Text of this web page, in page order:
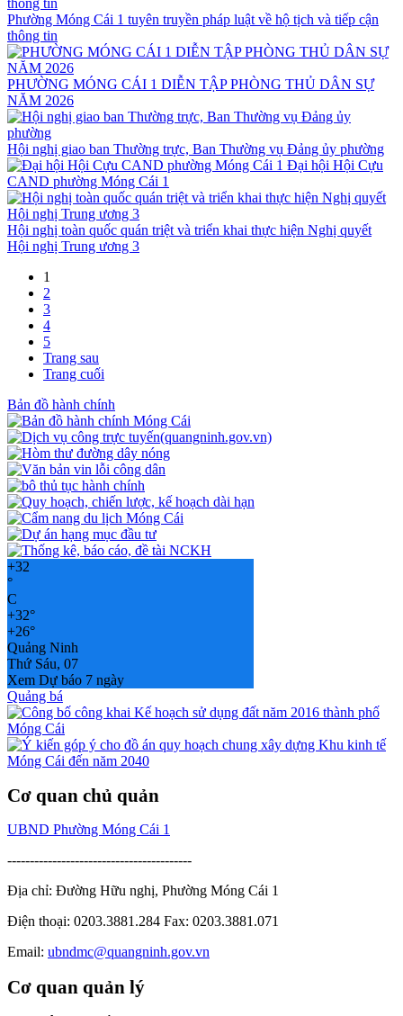
Phường Móng Cái 1 tuyên truyền pháp luật về hộ tịch và tiếp cận
thông tin
PHƯỜNG MÓNG CÁI 1 DIỄN TẬP PHÒNG THỦ DÂN SỰ
NĂM 2026
Hội nghị giao ban Thường trực, Ban Thường vụ Đảng ủy phường
Đại hội Hội Cựu
CAND phường Móng Cái 1
Hội nghị toàn quốc quán triệt và triển khai thực hiện Nghị quyết
Hội nghị Trung ương 3
1
2
3
4
5
Trang sau
Trang cuối
Bản đồ hành chính
+32
°
C
+32°
+26°
Quảng Ninh
Thứ Sáu, 07
Xem Dự báo 7 ngày
Quảng bá
Cơ quan chủ quản
UBND Phường Móng Cái 1
-----------------------------------------
Địa chỉ: Đường Hữu nghị, Phường Móng Cái 1
Điện thoại: 0203.3881.284 Fax: 0203.3881.071
Email: ubndmc@quangninh.gov.vn
Cơ quan quản lý